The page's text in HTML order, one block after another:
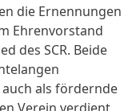
die Ernennungen
Ehrenvorstand
des SCR. Beide
als fördernde